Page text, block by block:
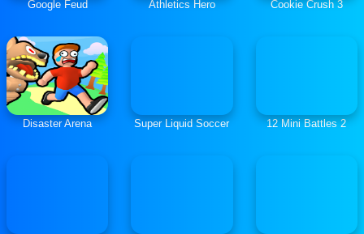
Google Feud Athletics Hero Cookie Crush 3
Disaster Arena Super Liquid Soccer 12 Mini Battles 2